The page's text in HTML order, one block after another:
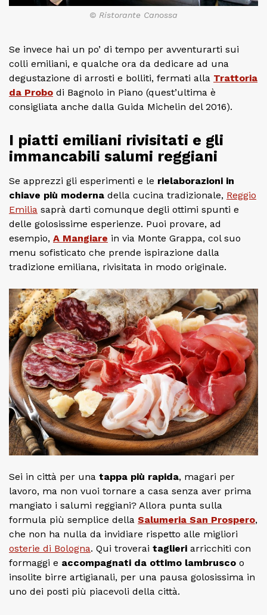
© Ristorante Canossa
Se invece hai un po’ di tempo per avventurarti sui
colli emiliani, e qualche ora da dedicare ad una
degustazione di arrosti e bolliti, fermati alla Trattoria
da Probo di Bagnolo in Piano (quest’ultima è
consigliata anche dalla Guida Michelin del 2016).
I piatti emiliani rivisitati e gli
immancabili salumi reggiani
Se apprezzi gli esperimenti e le rielaborazioni in
chiave più moderna della cucina tradizionale, Reggio
Emilia saprà darti comunque degli ottimi spunti e
delle golosissime esperienze. Puoi provare, ad
esempio, A Mangiare in via Monte Grappa, col suo
menu sofisticato che prende ispirazione dalla
tradizione emiliana, rivisitata in modo originale.
Sei in città per una tappa più rapida, magari per
lavoro, ma non vuoi tornare a casa senza aver prima
mangiato i salumi reggiani? Allora punta sulla
formula più semplice della Salumeria San Prospero,
che non ha nulla da invidiare rispetto alle migliori
osterie di Bologna. Qui troverai taglieri arricchiti con
formaggi e accompagnati da ottimo lambrusco o
insolite birre artigianali, per una pausa golosissima in
uno dei posti più piacevoli della città.